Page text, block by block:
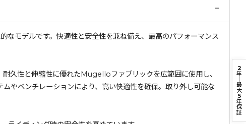
−
モデルです。快適性と安全性を兼ね備え、最高のパフォーマンス
久性と伸縮性に優れたMugelloファブリックを広範囲に使用し、
やベンチレーションにより、高い快適性を確保。取り外し可能な
2
年
最
大
5
年
保
証